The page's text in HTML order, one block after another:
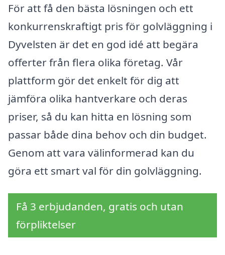
För att få den bästa lösningen och ett
konkurrenskraftigt pris för golvläggning i
Dyvelsten är det en god idé att begära
offerter från flera olika företag. Vår
plattform gör det enkelt för dig att
jämföra olika hantverkare och deras
priser, så du kan hitta en lösning som
passar både dina behov och din budget.
Genom att vara välinformerad kan du
göra ett smart val för din golvläggning.
Få 3 erbjudanden, gratis och utan
förpliktelser